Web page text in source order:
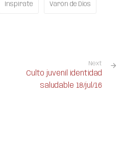
Inspírate Varón de Dios
Next
Culto juvenil identidad
saludable 18/jul/16